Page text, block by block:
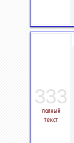
333
полный
текст